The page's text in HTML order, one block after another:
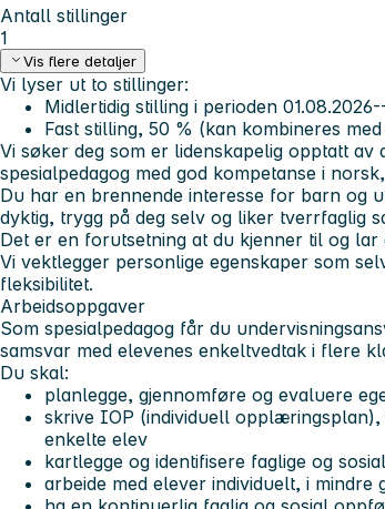
Antall stillinger
1
Vis flere detaljer
Vi lyser ut to stillinger:
Midlertidig stilling i perioden
Fast stilling, 50 % (kan kombineres
Vi søker deg som er lidenskapelig opptatt
spesialpedagog med god kompetanse i
Du har en brennende interesse for barn og
dyktig, trygg på deg selv og liker tverrfaglig
Det er en forutsetning at du kjenner til og
Vi vektlegger personlige egenskaper som
fleksibilitet.
Arbeidsoppgaver
Som spesialpedagog får du
samsvar med elevenes enkeltvedtak i flere
Du skal:
planlegge, gjennomføre og evaluere
skrive IOP (individuell
enkelte elev
kartlegge og identifisere faglige og
arbeide med elever individuelt, i